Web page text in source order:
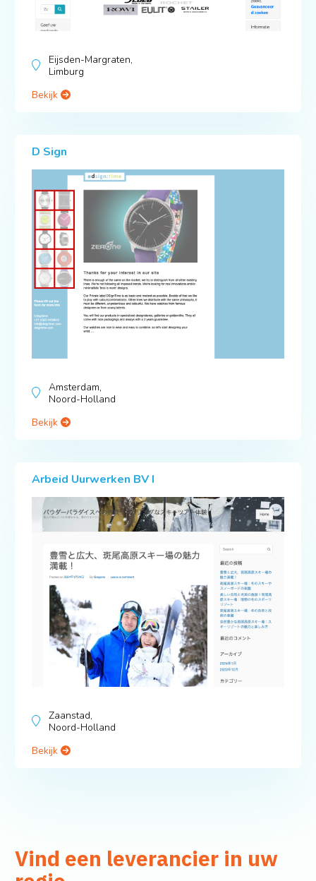
Eijsden-Margraten,
Limburg
Bekijk
D Sign
Amsterdam,
Noord-Holland
Bekijk
Arbeid Uurwerken BV I
Zaanstad,
Noord-Holland
Bekijk
Vind een leverancier in uw